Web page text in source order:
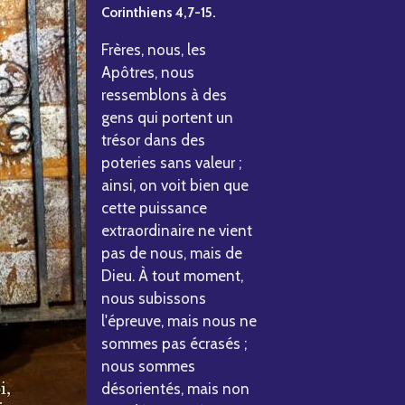
Corinthiens 4,7-15.
Frères, nous, les
Apôtres, nous
ressemblons à des
gens qui portent un
trésor dans des
poteries sans valeur ;
ainsi, on voit bien que
cette puissance
extraordinaire ne vient
pas de nous, mais de
Dieu. À tout moment,
nous subissons
l'épreuve, mais nous ne
sommes pas écrasés ;
nous sommes
désorientés, mais non